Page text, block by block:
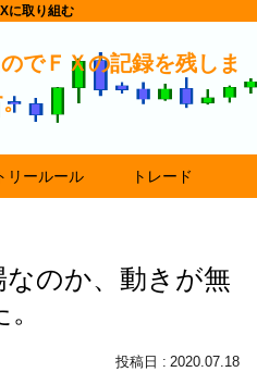
に取り組む
でＦＸの記録を残しま
リールール トレード
のか、動きが無
2020.07.18